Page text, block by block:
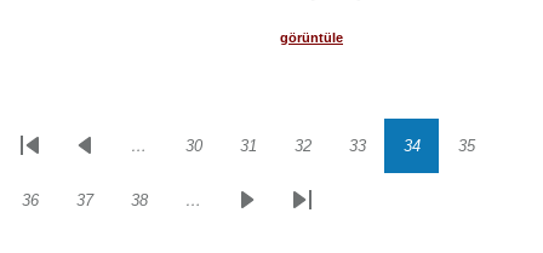
görüntüle
Sayfalama
İlk
Önceki… Sayfa
30 Sayfa
31 Sayfa
32 Sayfa
33 Sayfa
34 Sayfa
35
Sayfa
36 Sayfa
37 Sayfa
38 …
SonrakiSon